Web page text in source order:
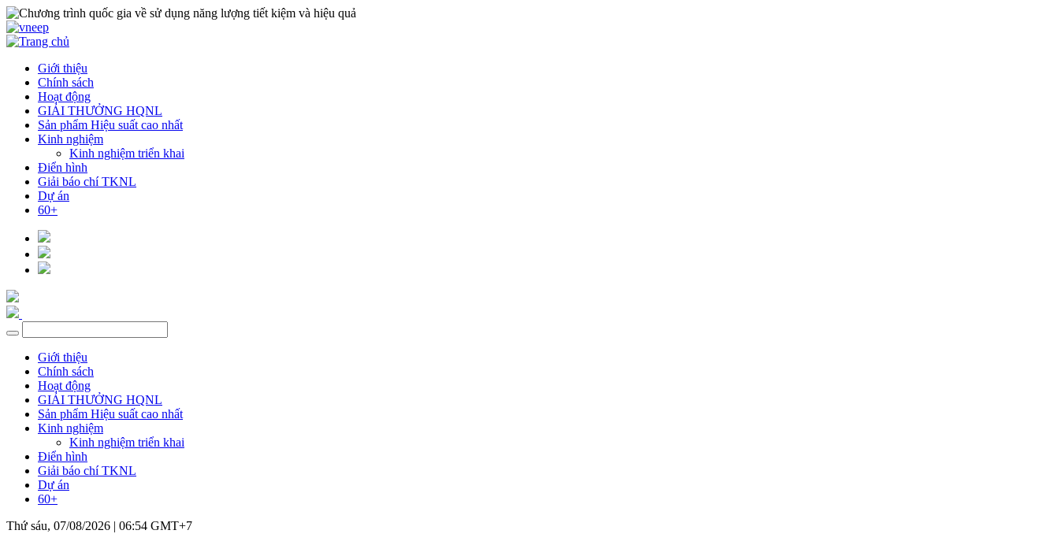
Giới thiệu
Chính sách
Hoạt động
GIẢI THƯỞNG HQNL
Sản phẩm Hiệu suất cao nhất
Kinh nghiệm
Kinh nghiệm triển khai
Điển hình
Giải báo chí TKNL
Dự án
60+
Giới thiệu
Chính sách
Hoạt động
GIẢI THƯỞNG HQNL
Sản phẩm Hiệu suất cao nhất
Kinh nghiệm
Kinh nghiệm triển khai
Điển hình
Giải báo chí TKNL
Dự án
60+
Thứ sáu, 07/08/2026 | 06:54 GMT+7